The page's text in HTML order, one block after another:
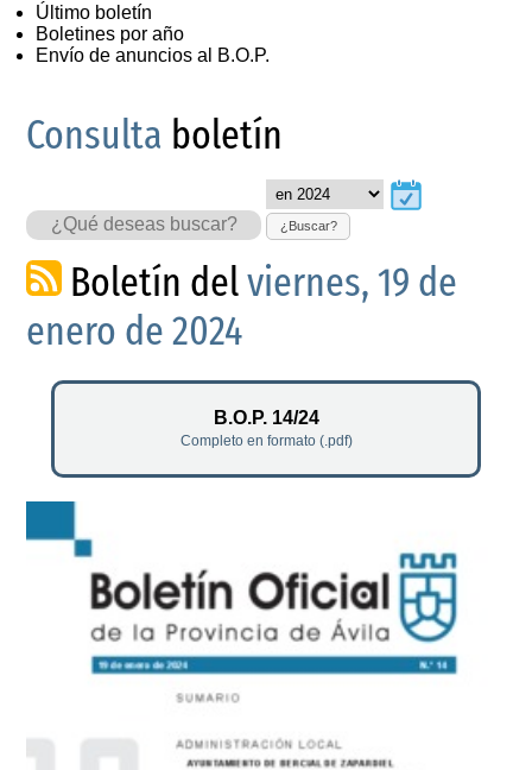
Último boletín
Boletines por año
Envío de anuncios al B.O.P.
Consulta boletín
¿Buscar?
Boletín delviernes, 19 de
enero de 2024
B.O.P. 14/24
Completo en formato (.pdf)